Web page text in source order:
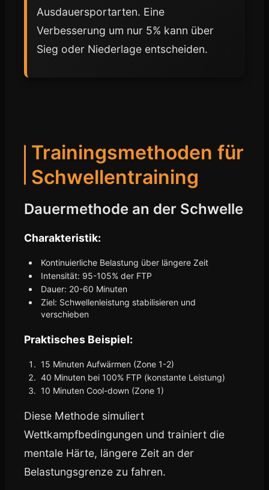
Ausdauersportarten. Eine
Verbesserung um nur 5% kann über
Sieg oder Niederlage entscheiden.
Trainingsmethoden für
Schwellentraining
Dauermethode an der Schwelle
Charakteristik:
Kontinuierliche Belastung über längere Zeit
Intensität: 95-105% der FTP
Dauer: 20-60 Minuten
Ziel: Schwellenleistung stabilisieren und
verschieben
Praktisches Beispiel:
15 Minuten Aufwärmen (Zone 1-2)
40 Minuten bei 100% FTP (konstante Leistung)
10 Minuten Cool-down (Zone 1)
Diese Methode simuliert
Wettkampfbedingungen und trainiert die
mentale Härte, längere Zeit an der
Belastungsgrenze zu fahren.